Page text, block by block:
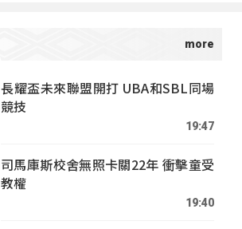
長耀盃未來聯盟開打 UBA和SBL同場
競技
19:47
司馬庫斯校舍無照卡關22年 衝擊童受
教權
19:40